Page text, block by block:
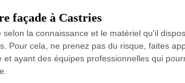
façade à Castries
la connaissance et le matériel qu'il
Pour cela, ne prenez pas du risque, faites
ayant des équipes professionnelles qui